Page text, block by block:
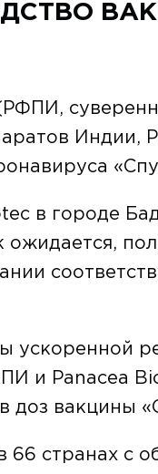
Индии,
в городе
и Panacea
доз вакцины
66 странах с